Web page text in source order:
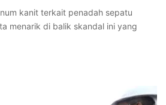
kanit terkait penadah sepatu
menarik di balik skandal ini yang